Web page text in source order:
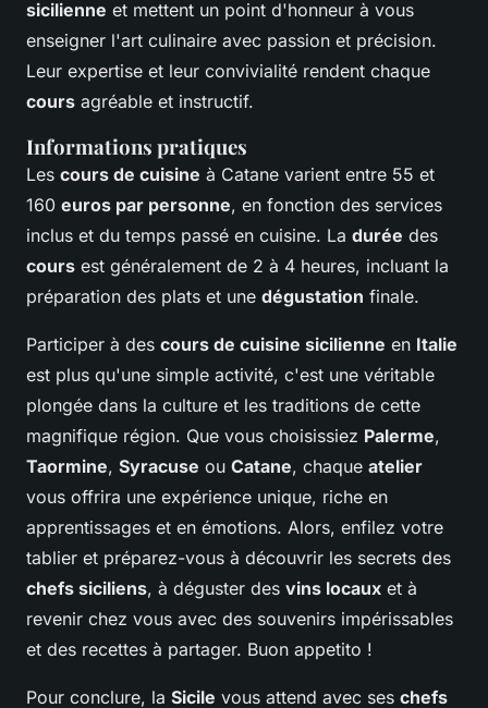
sicilienne et mettent un point d'honneur à vous
enseigner l'art culinaire avec passion et précision.
Leur expertise et leur convivialité rendent chaque
cours agréable et instructif.
Informations pratiques
Les cours de cuisine à Catane varient entre 55 et
160 euros par personne, en fonction des services
inclus et du temps passé en cuisine. La durée des
cours est généralement de 2 à 4 heures, incluant la
préparation des plats et une dégustation finale.
Participer à des cours de cuisine sicilienne en Italie
est plus qu'une simple activité, c'est une véritable
plongée dans la culture et les traditions de cette
magnifique région. Que vous choisissiez Palerme,
Taormine, Syracuse ou Catane, chaque atelier
vous offrira une expérience unique, riche en
apprentissages et en émotions. Alors, enfilez votre
tablier et préparez-vous à découvrir les secrets des
chefs siciliens, à déguster des vins locaux et à
revenir chez vous avec des souvenirs impérissables
et des recettes à partager. Buon appetito !
Pour conclure, la Sicile vous attend avec ses chefs